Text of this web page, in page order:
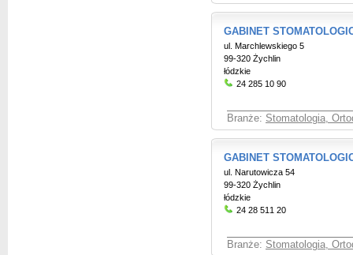
GABINET
ul. Marchlewskiego 5
99-320 Żychlin
łódzkie
24 285 10 90
Branże: Stomatologia,
GABINET
ul. Narutowicza 54
99-320 Żychlin
łódzkie
24 28 511 20
Branże: Stomatologia,